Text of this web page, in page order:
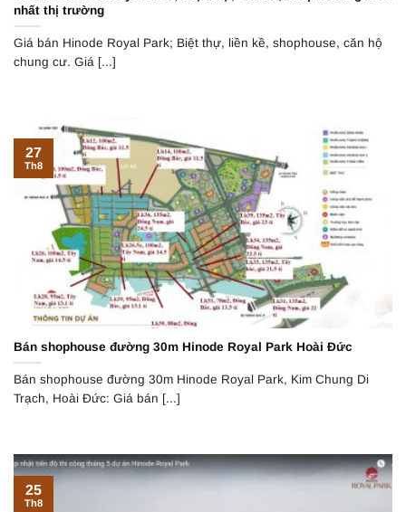
nhất thị trường
Giá bán Hinode Royal Park; Biệt thự, liền kề, shophouse, căn hộ
chung cư. Giá [...]
Bán shophouse đường 30m Hinode Royal Park Hoài Đức
Bán shophouse đường 30m Hinode Royal Park, Kim Chung Di
Trạch, Hoài Đức: Giá bán [...]
27
Th8
25
Th8